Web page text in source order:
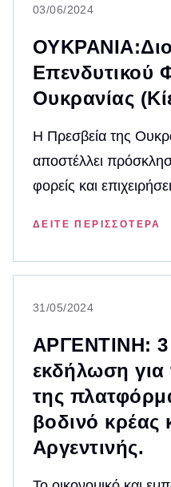
03/06/2024
Επενδυτικού
Ουκρανίας
H Πρεσβεία της
αποστέλλει
φορείς και
ΔΕΊΤΕ ΠΕΡΙΣΣΌΤΕΡΑ
31/05/2024
ΑΡΓΕΝΤΙΝΗ: 3
εκδήλωση
της
βοδινό κρέας
Αργεντινής.